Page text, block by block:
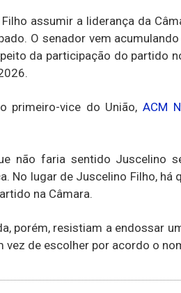
assumir a liderança da
O senador vem
da participação do partido
primeiro-vice do União, ACM
não faria sentido Juscelino
No lugar de Juscelino Filho,
na Câmara.
porém, resistiam a endossar
vez de escolher por acordo o